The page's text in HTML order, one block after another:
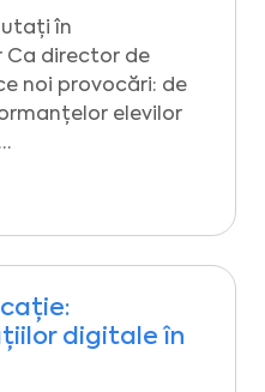
în
Ca director de
noi provocări: de
elevilor
digitale în